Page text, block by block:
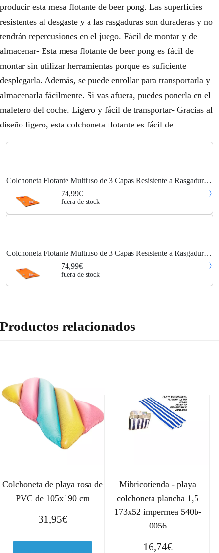
producir esta mesa flotante de beer pong. Las superficies
resistentes al desgaste y a las rasgaduras son duraderas y no
tendrán repercusiones en el juego. Fácil de montar y de
almacenar- Esta mesa flotante de beer pong es fácil de
montar sin utilizar herramientas porque es suficiente
desplegarla. Además, se puede enrollar para transportarla y
almacenarla fácilmente. Si vas afuera, puedes ponerla en el
maletero del coche. Ligero y fácil de transportar- Gracias al
diseño ligero, esta colchoneta flotante es fácil de
Colchoneta Flotante Multiuso de 3 Capas Resistente a Rasgaduras,
Colchoneta en xpe Coloreada para Jugar (Naranja) - Costway
74,99€
fuera de stock
Colchoneta Flotante Multiuso de 3 Capas Resistente a Rasgaduras,
Colchoneta en xpe Coloreada para Jugar (Naranja) - Costway
74,99€
fuera de stock
Productos relacionados
Colchoneta de playa rosa de
PVC de 105x190 cm
31,95€
Mibricotienda - playa
colchoneta plancha 1,5
173x52 impermea 540b-
0056
16,74€